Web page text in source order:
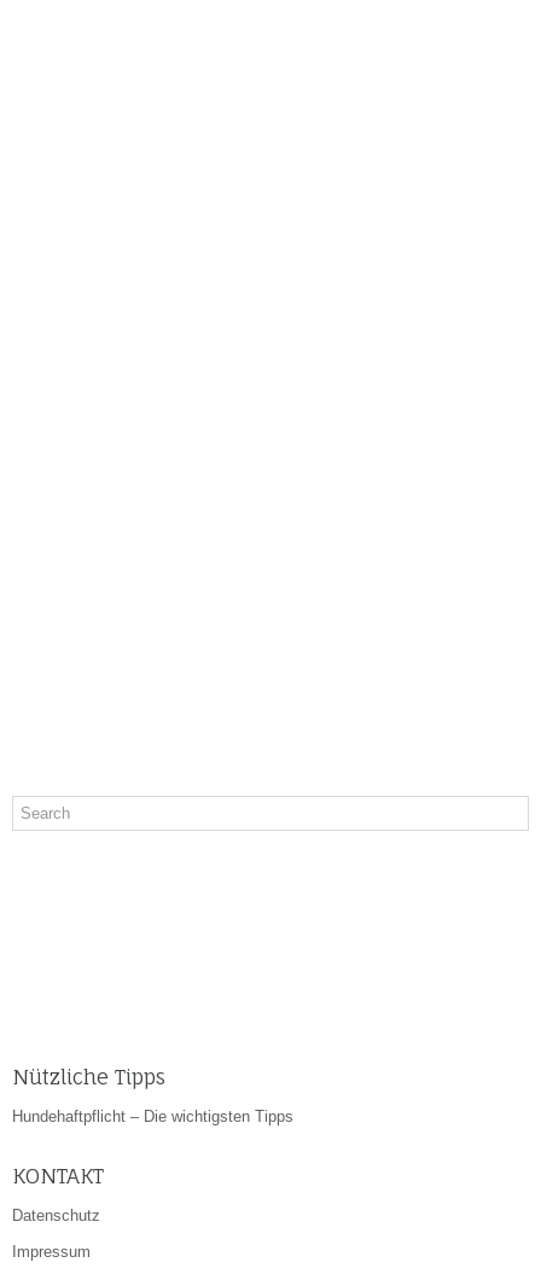
Nützliche Tipps
Hundehaftpflicht – Die wichtigsten Tipps
KONTAKT
Datenschutz
Impressum